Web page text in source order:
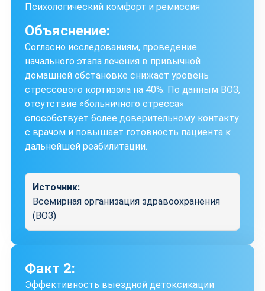
Психологический комфорт и ремиссия
Объяснение:
Согласно исследованиям, проведение
начального этапа лечения в привычной
домашней обстановке снижает уровень
стрессового кортизола на 40%. По данным ВОЗ,
отсутствие «больничного стресса»
способствует более доверительному контакту
с врачом и повышает готовность пациента к
дальнейшей реабилитации.
Источник:
Всемирная организация здравоохранения
(ВОЗ)
Факт 2:
Эффективность выездной детоксикации